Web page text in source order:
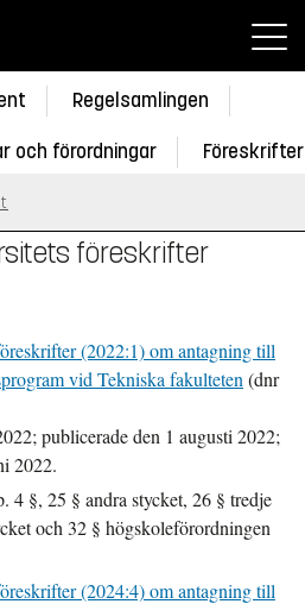
Regelsamlingen
och förordningar Föreskrifter
föreskrifter
(2022:1) om antagning till
vid Tekniska fakulteten (dnr
publicerade den 1 augusti 2022;
2022.
4 §, 25 § andra stycket, 26 § tredje
och 32 § högskoleförordningen
(2024:4) om antagning till